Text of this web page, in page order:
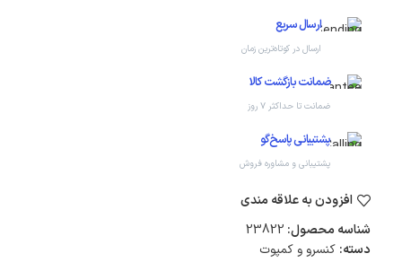
ارسال سریع
ارسال در کوتاه‌ترین زمان
ضمانت بازگشت کالا
ضمانت تا حداکثر ۷ روز
پشتیبانی پاسخ‌گو
پشتیبانی و مشاوره فروش
افزودن به علاقه مندی
شناسه محصول: 23822
دسته: کنسرو و کمپوت